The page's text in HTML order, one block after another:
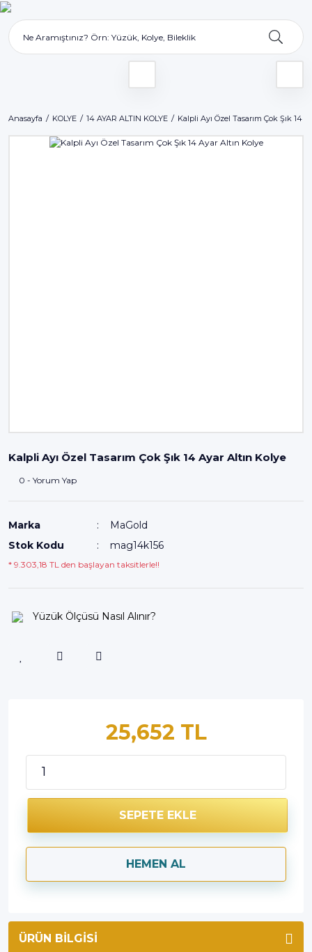
Anasayfa KOLYE 14 AYAR ALTIN KOLYE Kalpli Ayı Özel Tasarım Çok Şık 14
Kalpli Ayı Özel Tasarım Çok Şık 14 Ayar Altın Kolye
0 - Yorum Yap
Marka
MaGold
Stok Kodu
mag14k156
* 9.303,18 TL den başlayan taksitlerle!!
Yüzük Ölçüsü Nasıl Alınır?
25,652 TL
SEPETE EKLE
HEMEN AL
ÜRÜN BILGISI